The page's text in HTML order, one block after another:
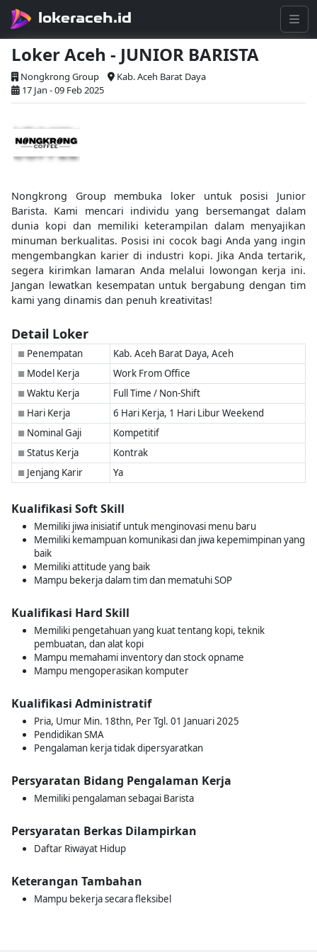
lokeraceh.id
Loker Aceh - JUNIOR BARISTA
Nongkrong Group
Kab. Aceh Barat Daya
17 Jan - 09 Feb 2025
Nongkrong Group membuka loker untuk posisi Junior
Barista. Kami mencari individu yang bersemangat dalam
dunia kopi dan memiliki keterampilan dalam menyajikan
minuman berkualitas. Posisi ini cocok bagi Anda yang ingin
mengembangkan karier di industri kopi. Jika Anda tertarik,
segera kirimkan lamaran Anda melalui lowongan kerja ini.
Jangan lewatkan kesempatan untuk bergabung dengan tim
kami yang dinamis dan penuh kreativitas!
Detail Loker
■ Penempatan Kab. Aceh Barat Daya, Aceh
■ Model Kerja Work From Office
■ Waktu Kerja Full Time / Non-Shift
■ Hari Kerja 6 Hari Kerja, 1 Hari Libur Weekend
■ Nominal Gaji Kompetitif
■ Status Kerja Kontrak
■ Jenjang Karir Ya
Kualifikasi Soft Skill
Memiliki jiwa inisiatif untuk menginovasi menu baru
Memiliki kemampuan komunikasi dan jiwa kepemimpinan yang
baik
Memiliki attitude yang baik
Mampu bekerja dalam tim dan mematuhi SOP
Kualifikasi Hard Skill
Memiliki pengetahuan yang kuat tentang kopi, teknik
pembuatan, dan alat kopi
Mampu memahami inventory dan stock opname
Mampu mengoperasikan komputer
Kualifikasi Administratif
Pria, Umur Min. 18thn, Per Tgl. 01 Januari 2025
Pendidikan SMA
Pengalaman kerja tidak dipersyaratkan
Persyaratan Bidang Pengalaman Kerja
Memiliki pengalaman sebagai Barista
Persyaratan Berkas Dilampirkan
Daftar Riwayat Hidup
Keterangan Tambahan
Mampu bekerja secara fleksibel